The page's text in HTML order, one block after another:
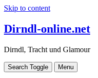
Skip to content
Dirndl-online.net
Dirndl, Tracht und Glamour
Search Toggle Menu